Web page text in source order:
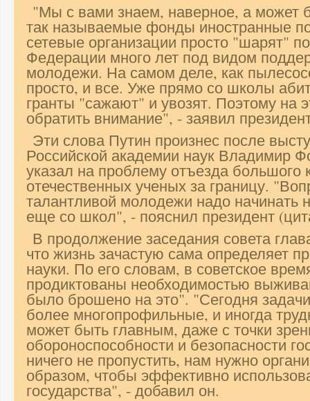
"Мы с вами знаем, наверное, а может
так называемые фонды иностранные
сетевые организации просто "шарят"
Федерации много лет под видом
молодежи. На самом деле, как
просто, и все. Уже прямо со школы
гранты "сажают" и увозят. Поэтому на
обратить внимание", - заявил
Эти слова Путин произнес после
Российской академии наук Владимир
указал на проблему отъезда большого
отечественных ученых за границу.
талантливой молодежи надо начинать
еще со школ", - пояснил президент
В продолжение заседания совета
что жизнь зачастую сама определяет
науки. По его словам, в советское
продиктованы необходимостью
было брошено на это". "Сегодня
более многопрофильные, и иногда
может быть главным, даже с точки
обороноспособности и безопасности
ничего не пропустить, нам нужно
образом, чтобы эффективно
государства", - добавил он.